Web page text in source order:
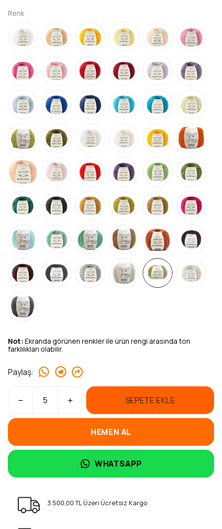
Renk
Not: Ekranda görünen renkler ile ürün rengi arasında ton
farklılıkları olabilir.
Paylaş:
SEPETE EKLE
HEMEN AL
WHATSAPP
3.500,00 TL Üzeri Ücretsiz Kargo